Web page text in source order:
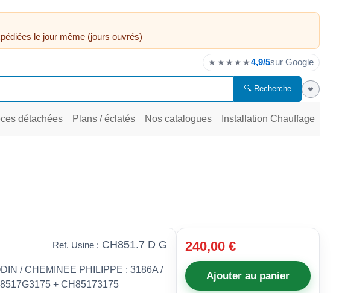
le jour même (jours ouvrés)
★★★★★4,9/5sur Google
🔍 Recherche ❤
détachées Plans / éclatés Nos catalogues Installation Chauffage
Ref. Usine : CH851.7 D G
/ CHEMINEE PHILIPPE : 3186A /
+ CH85173175
240,00 €
Ajouter au panier